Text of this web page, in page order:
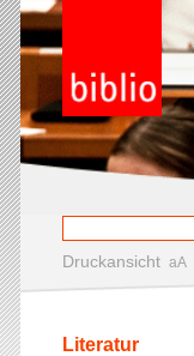
Druckansicht aA
Literatur